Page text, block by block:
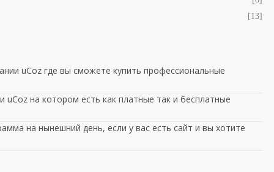
[13]
uCoz где вы сможете купить профессиональные
на котором есть как платные так и бесплатные
на нынешний день, если у вас есть сайт и вы хотите